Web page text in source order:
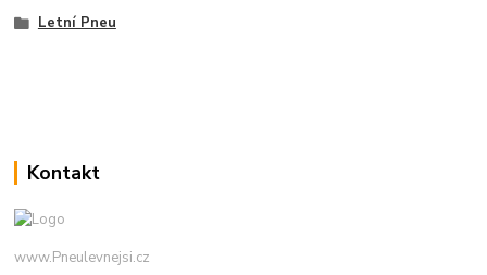
Letní Pneu
Kontakt
www.Pneulevnejsi.cz